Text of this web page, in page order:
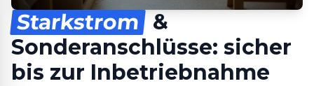
Starkstrom &
Sonderanschlüsse: sicher
bis zur Inbetriebnahme